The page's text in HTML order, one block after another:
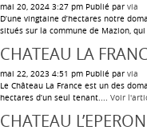
mai 20, 2024 3:27 pm Publié par via
D’une vingtaine d’hectares notre
situés sur la commune de Mazion, qui
CHATEAU LA
mai 22, 2023 4:51 pm Publié par via
Le Château La France est un des
hectares d’un seul tenant.... Voir
CHATEAU L’EPERON